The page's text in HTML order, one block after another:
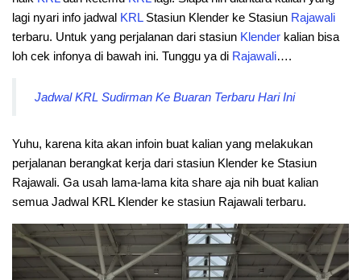
lagi nyari info jadwal KRLStasiun Klender ke Stasiun Rajawali
terbaru. Untuk yang perjalanan dari stasiun Klender kalian bisa
loh cek infonya di bawah ini. Tunggu ya di Rajawali….
Jadwal KRL Sudirman Ke Buaran Terbaru Hari Ini
Yuhu, karena kita akan infoin buat kalian yang melakukan
perjalanan berangkat kerja dari stasiun Klender ke Stasiun
Rajawali. Ga usah lama-lama kita share aja nih buat kalian
semua Jadwal KRL Klender ke stasiun Rajawali terbaru.